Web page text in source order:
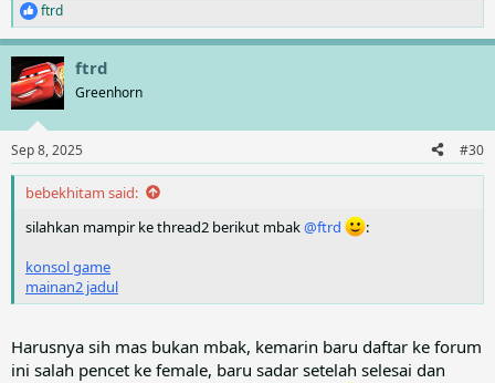
R
e
a
c
t
i
s
:
ftrd
ftrd
Greenhorn
Sep 8, 2025 #30
bebekhitam said:
silahkan mampir ke thread2 berikut mbak@ftrd
:
konsol game
mainan2 jadul
Harusnya sih mas bukan mbak, kemarin baru daftar ke forum
ini salah pencet ke female, baru sadar setelah selesai dan